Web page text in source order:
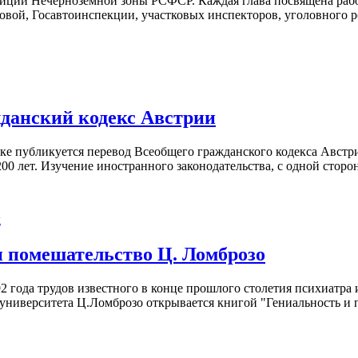
Госавтоинспекции, участковых инспекторов, уголовного
кодекс Австрии
публикуется перевод Всеобщего гражданского кодекса
лет. Изучение иностранного законодательства, с одной
помешательство Ц. Ломброзо
года трудов известного в конце прошлого столетия
Ц.Ломброзо открывается книгой "Гениальность и